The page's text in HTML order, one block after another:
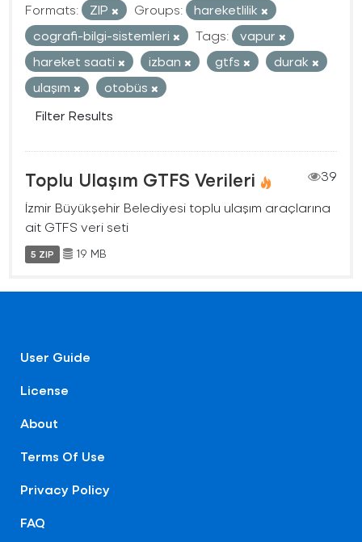
Formats:
ZIP Groups:
hareketlilik
cografi-bilgi-sistemleri
Tags:
vapur
hareket saati
izban gtfs
durak
ulaşım
otobüs
Filter Results
Toplu Ulaşım GTFS Verileri
39
İzmir Büyükşehir Belediyesi toplu ulaşım araçlarına
ait GTFS veri seti
5 ZIP 19 MB
User Guide
License
About
Terms Of Use
Privacy Policy
FAQ